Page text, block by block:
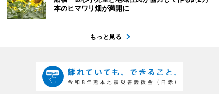
本のヒマワリ畑が満開に
もっと見る